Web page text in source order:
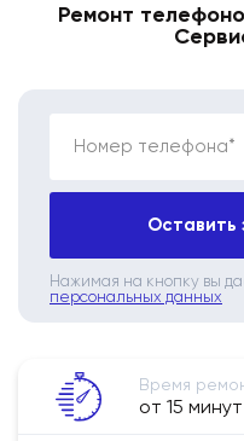
Ремонт
Номер телефона*
Оставить
Нажимая на кнопку вы
персональных данных
Время
от 15 минут